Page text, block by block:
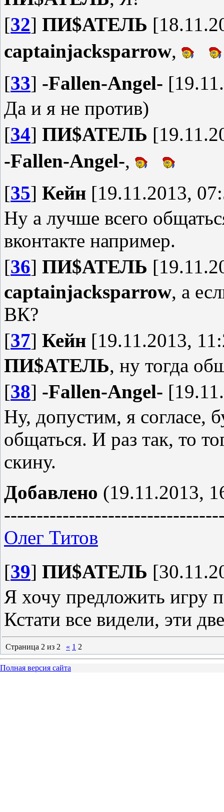
[32] ПИ$АТЕЛЬ
captainjacksparrow,
[33] -Fallen-Angel-
Да и я не против)
[34] ПИ$АТЕЛЬ
-Fallen-Angel-,
[35] Кейн [19.11.2013,
Ну а лучше всего
вконтакте например.
[36] ПИ$АТЕЛЬ
captainjacksparrow, а
ВК?
[37] Кейн [19.11.2013,
ПИ$АТЕЛЬ, ну тогда
[38] -Fallen-Angel-
Ну, допустим, я согласе,
общаться. И раз так, то
скину.
Добавлено (19.11.2013,
Олег Титов
[39] ПИ$АТЕЛЬ
Я хочу предложить игру
Кстати все видели, эти
Страница 2 из 2 « 1 2
Полная версия сайта